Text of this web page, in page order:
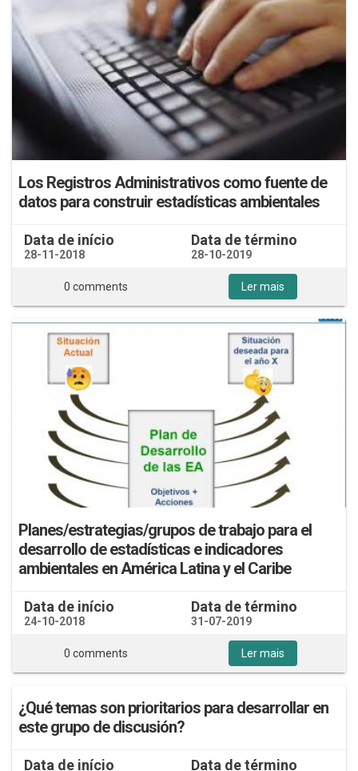
Los Registros Administrativos como fuente de
datos para construir estadísticas ambientales
Data de início
28-11-2018
Data de término
28-10-2019
0 comments Ler mais
Planes/estrategias/grupos de trabajo para el
desarrollo de estadísticas e indicadores
ambientales en América Latina y el Caribe
Data de início
24-10-2018
Data de término
31-07-2019
0 comments Ler mais
¿Qué temas son prioritarios para desarrollar en
este grupo de discusión?
Data de início Data de término